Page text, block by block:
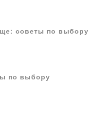
советы по выбору
по выбору